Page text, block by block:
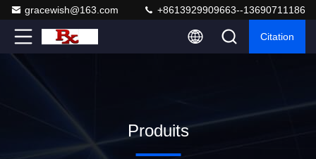
gracewish@163.com +8613929909663--13690711186
Citation
Produits